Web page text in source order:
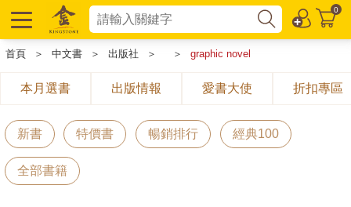
0
首頁 ＞ 中文書 ＞ 出版社 ＞ ＞ graphic novel
本月選書 出版情報 愛書大使 折扣專區
新書 特價書 暢銷排行 經典100
全部書籍